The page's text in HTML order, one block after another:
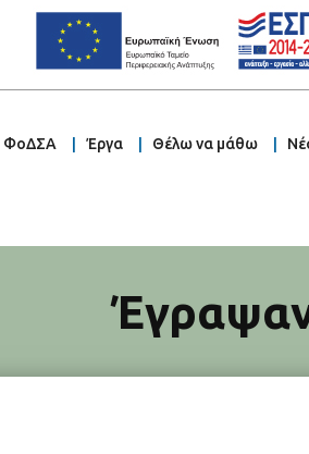
ΦοΔΣΑ Έργα Θέλω να μάθω